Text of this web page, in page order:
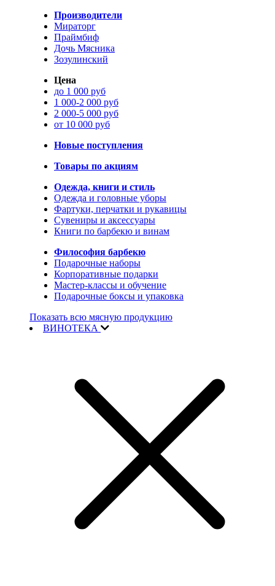
Производители
Мираторг
Праймбиф
Дочь Мясника
Зозулинский
Цена
до 1 000 руб
1 000-2 000 руб
2 000-5 000 руб
от 10 000 руб
Новые поступления
Товары по акциям
Одежда, книги и стиль
Одежда и головные уборы
Фартуки, перчатки и рукавицы
Сувениры и аксессуары
Книги по барбекю и винам
Философия барбекю
Подарочные наборы
Корпоративные подарки
Мастер-классы и обучение
Подарочные боксы и упаковка
Показать всю мясную продукцию
ВИНОТЕКА